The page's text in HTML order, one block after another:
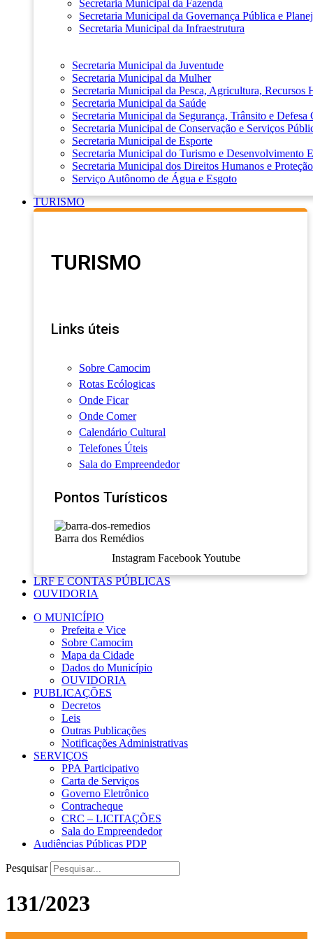
Secretaria Municipal da Fazenda
Secretaria Municipal da Governança Pública e
Secretaria Municipal da Infraestrutura
Secretaria Municipal da Juventude
Secretaria Municipal da Mulher
Secretaria Municipal da Pesca, Agricultura, Recursos
Secretaria Municipal da Saúde
Secretaria Municipal da Segurança, Trânsito e Defesa
Secretaria Municipal de Conservação e Serviços
Secretaria Municipal de Esporte
Secretaria Municipal do Turismo e Desenvolvimento
Secretaria Municipal dos Direitos Humanos e
Serviço Autônomo de Água e Esgoto
TURISMO
TURISMO
Links úteis
Sobre Camocim
Rotas Ecólogicas
Onde Ficar
Onde Comer
Calendário Cultural
Telefones Úteis
Sala do Empreendedor
Pontos Turísticos
Barra dos Remédios
Instagram Facebook Youtube
LRF E CONTAS PÚBLICAS
OUVIDORIA
O MUNICÍPIO
Prefeita e Vice
Sobre Camocim
Mapa da Cidade
Dados do Município
OUVIDORIA
PUBLICAÇÕES
Decretos
Leis
Outras Publicações
Notificações Administrativas
SERVIÇOS
PPA Participativo
Carta de Serviços
Governo Eletrônico
Contracheque
CRC – LICITAÇÕES
Sala do Empreendedor
Audiências Públicas PDP
Pesquisar
131/2023